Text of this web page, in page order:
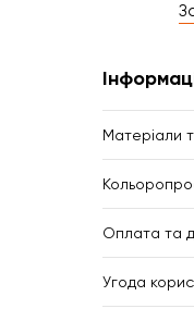
Матеріали
Оплата та
Угода